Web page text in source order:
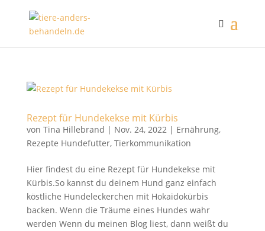
Rezept für Hundekekse mit Kürbis
von Tina Hillebrand | Nov. 24, 2022| Ernährung,
Rezepte Hundefutter, Tierkommunikation
Hier findest du eine Rezept für Hundekekse mit
Kürbis.So kannst du deinem Hund ganz einfach
köstliche Hundeleckerchen mit Hokaidokürbis
backen. Wenn die Träume eines Hundes wahr
werden Wenn du meinen Blog liest, dann weißt du